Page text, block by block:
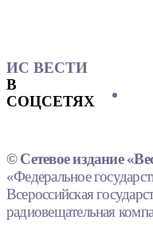
ИС ВЕСТИ
В
СОЦСЕТЯХ
© Сетевое издание
«Федеральное
Всероссийская
радиовещательная